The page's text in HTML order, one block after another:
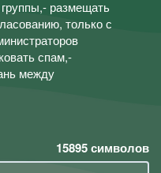
размещать
только с
спам,-
между
15895символов